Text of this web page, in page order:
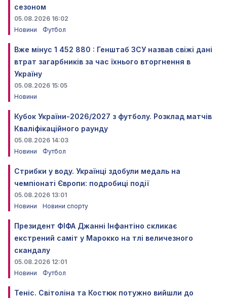
сезоном
05.08.2026 16:02
Новини
Футбол
Вже мінус 1 452 880 : Генштаб ЗСУ назвав свіжі дані
втрат загарбників за час їхнього вторгнення в
Україну
05.08.2026 15:05
Новини
Кубок України-2026/2027 з футболу. Розклад матчів
Кваліфікаційного раунду
05.08.2026 14:03
Новини
Футбол
Стрибки у воду. Українці здобули медаль на
чемпіонаті Європи: подробиці події
05.08.2026 13:01
Новини
Новини спорту
Президент ФІФА Джанні Інфантіно скликає
екстрений саміт у Марокко на тлі величезного
скандалу
05.08.2026 12:01
Новини
Футбол
Теніс. Світоліна та Костюк потужно вийшли до